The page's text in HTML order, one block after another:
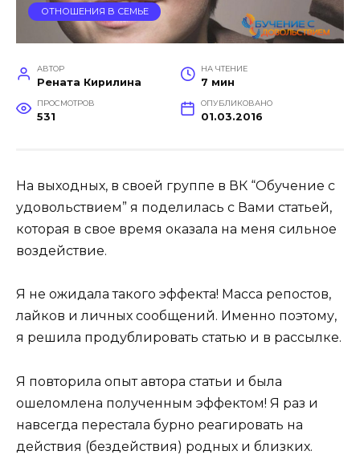
ОТНОШЕНИЯ В СЕМЬЕ
АВТОР
Рената Кирилина
НА ЧТЕНИЕ
7 мин
ПРОСМОТРОВ
531
ОПУБЛИКОВАНО
01.03.2016
На выходных, в своей группе в ВК “Обучение с
удовольствием” я поделилась с Вами статьей,
которая в свое время оказала на меня сильное
воздействие.
Я не ожидала такого эффекта! Масса репостов,
лайков и личных сообщений. Именно поэтому,
я решила продублировать статью и в рассылке.
Я повторила опыт автора статьи и была
ошеломлена полученным эффектом! Я раз и
навсегда перестала бурно реагировать на
действия (бездействия) родных и близких.